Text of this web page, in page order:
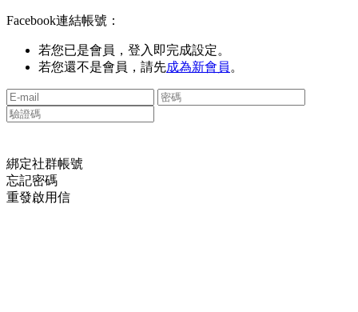
Facebook連結帳號：
若您已是會員，登入即完成設定。
若您還不是會員，請先成為新會員 。
綁定社群帳號
忘記密碼
重發啟用信